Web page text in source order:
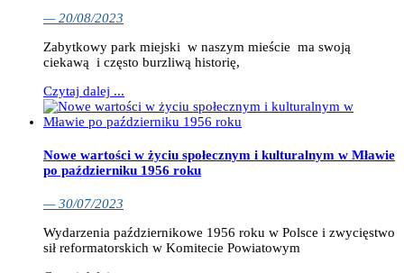
— 20/08/2023
Zabytkowy park miejski w naszym mieście ma swoją
ciekawą i często burzliwą historię,
Czytaj dalej ...
Nowe wartości w życiu społecznym i kulturalnym w Mławie
po październiku 1956 roku
— 30/07/2023
Wydarzenia październikowe 1956 roku w Polsce i zwycięstwo
sił reformatorskich w Komitecie Powiatowym